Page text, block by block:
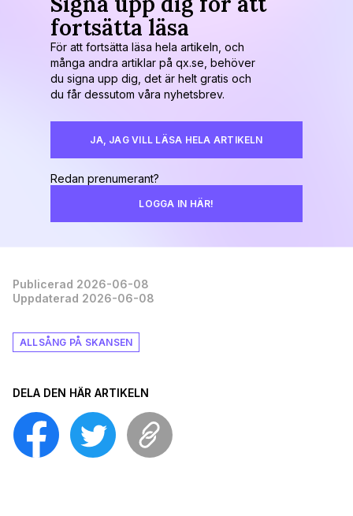
fortsätta läsa
För att fortsätta läsa hela artikeln, och
många andra artiklar på qx.se, behöver
du signa upp dig, det är helt gratis och
du får dessutom våra nyhetsbrev.
JA, JAG VILL LÄSA HELA ARTIKELN
Redan prenumerant?
LOGGA IN HÄR!
Publicerad 2026-06-08
Uppdaterad 2026-06-08
ALLSÅNG PÅ SKANSEN
DELA DEN HÄR ARTIKELN